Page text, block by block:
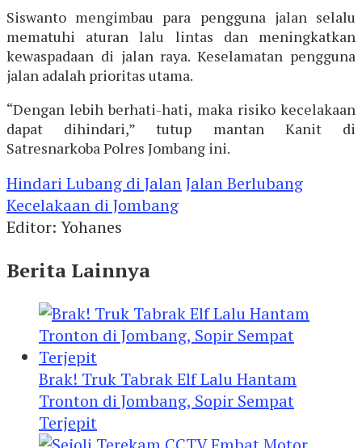
Siswanto mengimbau para pengguna jalan selalu
mematuhi aturan lalu lintas dan meningkatkan
kewaspadaan di jalan raya. Keselamatan pengguna
jalan adalah prioritas utama.
“Dengan lebih berhati-hati, maka risiko kecelakaan
dapat dihindari,” tutup mantan Kanit di
Satresnarkoba Polres Jombang ini.
Hindari Lubang di JalanJalan Berlubang
Kecelakaan di Jombang
Editor: Yohanes
Berita Lainnya
Brak! Truk Tabrak Elf Lalu Hantam
Tronton di Jombang, Sopir Sempat
Terjepit